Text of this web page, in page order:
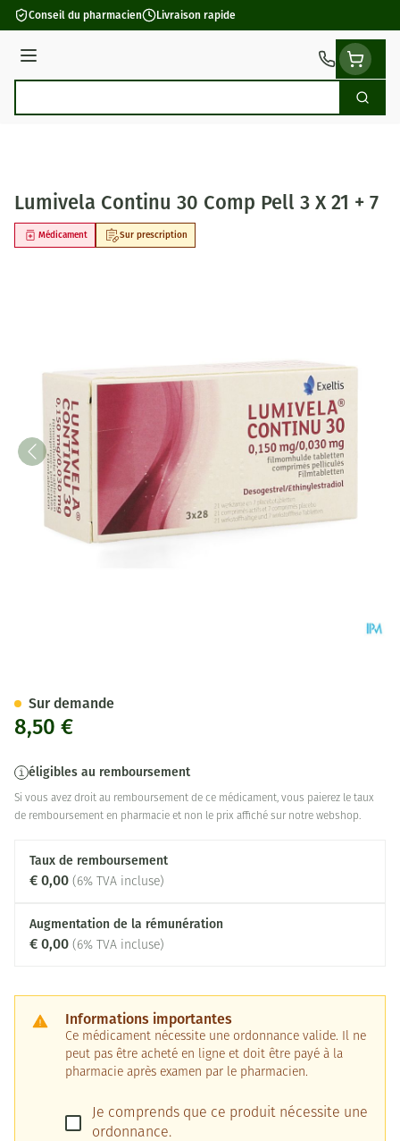
Aller au contenu
Conseil du pharmacien Livraison rapide
Menu
Lumivela Continu 30 Comp Pell 3 X 21 + 7
Sur prescription
Médicament
8,50 €
éligibles au remboursement
Si vous avez droit au remboursement de ce médicament, vous paierez le taux
de remboursement en pharmacie et non le prix affiché sur notre webshop.
Taux de remboursement
€ 0,00 (6% TVA incluse)
Augmentation de la rémunération
€ 0,00 (6% TVA incluse)
Informations importantes
Ce médicament nécessite une ordonnance valide. Il ne
peut pas être acheté en ligne et doit être payé à la
pharmacie après examen par le pharmacien.
Je comprends que ce produit nécessite une
ordonnance.
Sur demande